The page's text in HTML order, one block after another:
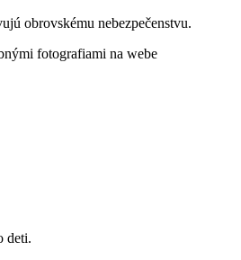
obrovskému nebezpečenstvu.
fotografiami na webe
deti.